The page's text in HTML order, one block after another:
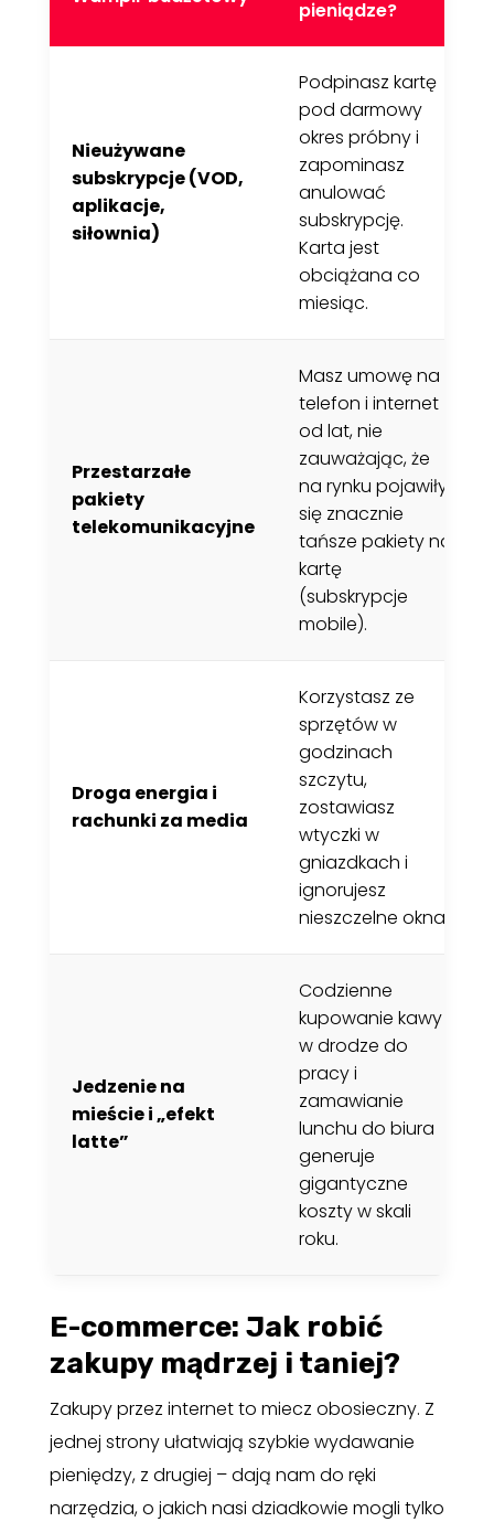
pieniądze?
Nieużywane
subskrypcje (VOD,
aplikacje,
siłownia)
Podpinasz kartę
pod darmowy
okres próbny i
zapominasz
anulować
subskrypcję.
Karta jest
obciążana co
miesiąc.
Przestarzałe
pakiety
telekomunikacyjne
Masz umowę na
telefon i internet
od lat, nie
zauważając, że
na rynku pojawiły
się znacznie
tańsze pakiety na
kartę
(subskrypcje
mobile).
Droga energia i
rachunki za media
Korzystasz ze
sprzętów w
godzinach
szczytu,
zostawiasz
wtyczki w
gniazdkach i
ignorujesz
nieszczelne okna.
Jedzenie na
mieście i „efekt
latte”
Codzienne
kupowanie kawy
w drodze do
pracy i
zamawianie
lunchu do biura
generuje
gigantyczne
koszty w skali
roku.
E-commerce: Jak robić
zakupy mądrzej i taniej?
Zakupy przez internet to miecz obosieczny. Z
jednej strony ułatwiają szybkie wydawanie
pieniędzy, z drugiej – dają nam do ręki
narzędzia, o jakich nasi dziadkowie mogli tylko